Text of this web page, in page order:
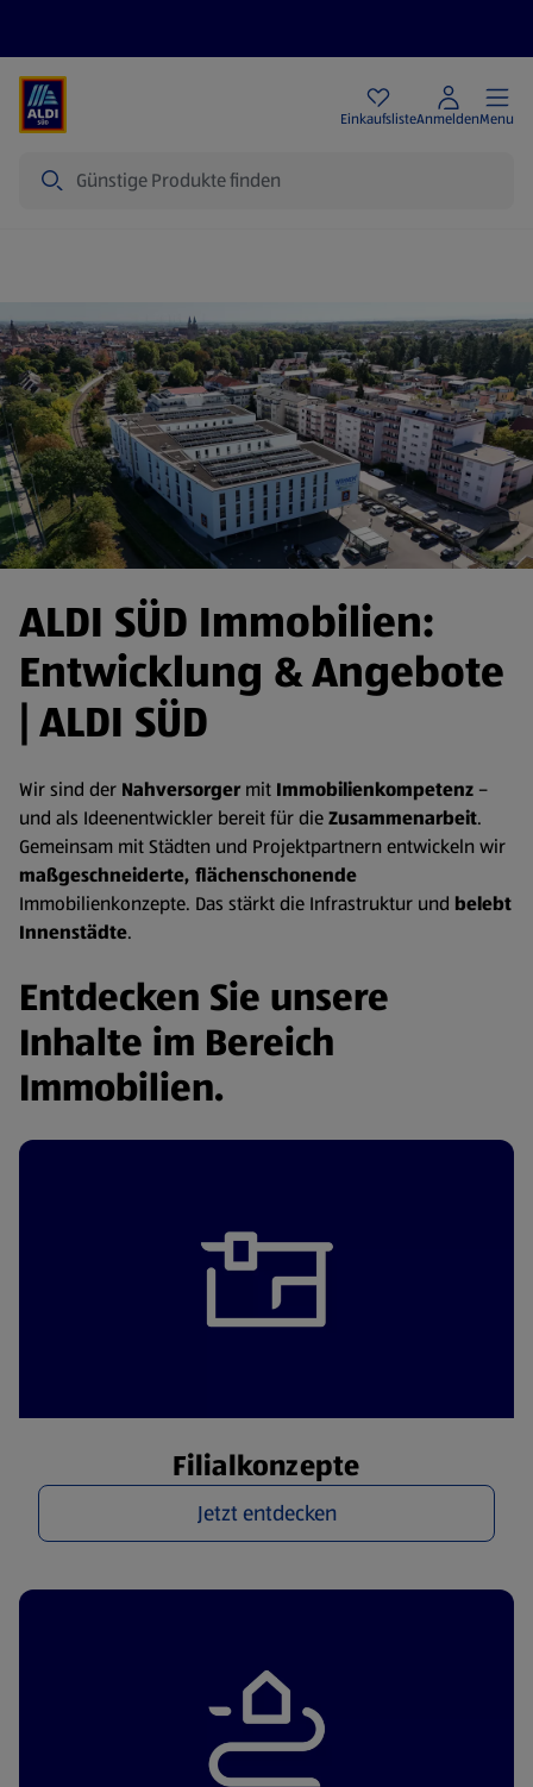
EinkaufslisteAnmeldenMenu
ALDI SÜD Immobilien:
Entwicklung & Angebote
| ALDI SÜD
Wir sind der Nahversorger mit Immobilienkompetenz –
und als Ideenentwickler bereit für dieZusammenarbeit.
Gemeinsam mit Städten und Projektpartnern entwickeln wir
maßgeschneiderte, flächenschonende
Immobilienkonzepte. Das stärkt die Infrastruktur und belebt
Innenstädte.
Entdecken Sie unsere
Inhalte im Bereich
Immobilien.
Filialkonzepte
Jetzt entdecken